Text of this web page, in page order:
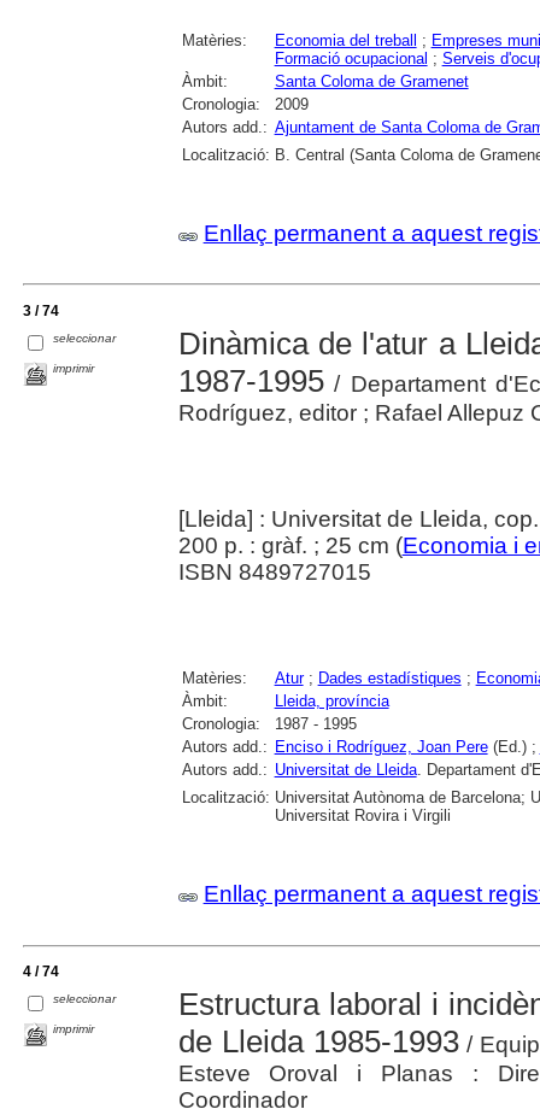
Matèries: Economia del treball ; Empreses
Formació ocupacional ; Serveis
Àmbit:
Santa Coloma de Gramenet
Cronologia:
2009
Autors add.: Ajuntament de Santa Coloma de
Localització: B. Central (Santa Coloma de
Enllaç permanent a aquest
3 / 74
seleccionar
imprimir
Dinàmica de l'atur a
1987-1995/ Departament
Rodríguez, editor ; Rafael Allepuz
[Lleida] : Universitat de Lleida,
200 p. : gràf. ; 25 cm (Economia i
ISBN 8489727015
Matèries: Atur; Dades estadístiques ;
Àmbit:
Lleida, província
Cronologia:
1987 - 1995
Autors add.: Enciso i Rodríguez, Joan Pere(Ed.) ;
Autors add.: Universitat de Lleida. Departament
Localització: Universitat Autònoma de Barcelona;
Universitat Rovira i Virgili
Enllaç permanent a aquest
4 / 74
seleccionar
imprimir
Estructura laboral i
de Lleida 1985-1993 /
Esteve Oroval i Planas :
Coordinador